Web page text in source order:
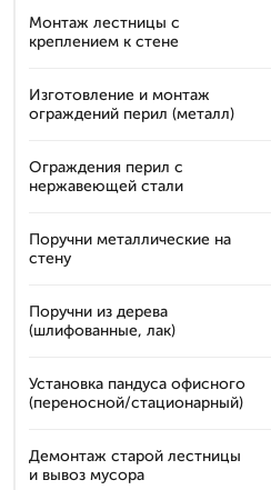
Монтаж лестницы с
креплением к стене
Изготовление и монтаж
ограждений перил (металл)
Ограждения перил с
нержавеющей стали
Поручни металлические на
стену
Поручни из дерева
(шлифованные, лак)
Установка пандуса офисного
(переносной/стационарный)
Демонтаж старой лестницы
и вывоз мусора